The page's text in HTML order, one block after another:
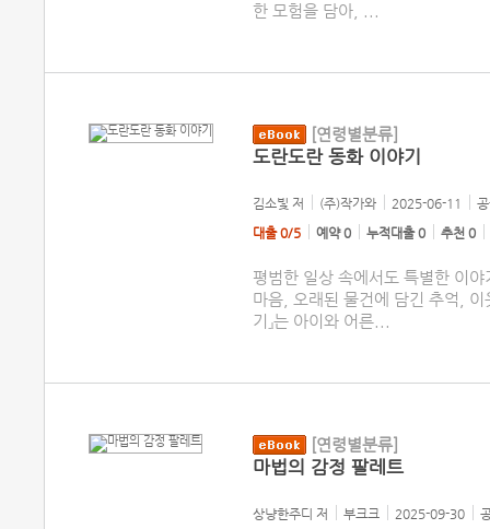
한 모험을 담아,
[연령별분류]
도란도란 동화 이야기
김소빛 저 (주)작가와 2025-06-11
대출 0/5
예약 0 누적대출 0 추천 0
평범한 일상 속에서도 특별한 이
마음, 오래된 물건에 담긴 추억, 이
기』는 아이와 어른
[연령별분류]
마법의 감정 팔레트
상냥한주디 저 부크크 2025-09-30